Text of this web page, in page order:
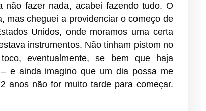
não fazer nada, acabei fazendo tudo. O
mas cheguei a providenciar o começo de
Unidos, onde moramos uma certa
instrumentos. Não tinham pistom no
eventualmente, se bem que haja
e ainda imagino que um dia possa me
anos não for muito tarde para começar.